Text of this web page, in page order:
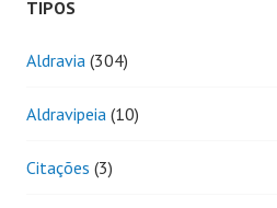
TIPOS
Aldravia (304)
Aldravipeia (10)
Citações (3)